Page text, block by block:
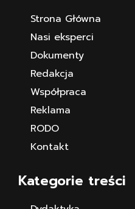
Strona Główna
Nasi eksperci
Dokumenty
Redakcja
Współpraca
Reklama
RODO
Kontakt
Kategorie treści